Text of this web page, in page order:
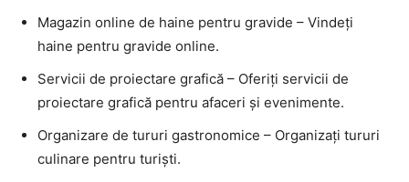
Magazin online de haine pentru gravide – Vindeți
haine pentru gravide online.
Servicii de proiectare grafică – Oferiți servicii de
proiectare grafică pentru afaceri și evenimente.
Organizare de tururi gastronomice – Organizați tururi
culinare pentru turiști.